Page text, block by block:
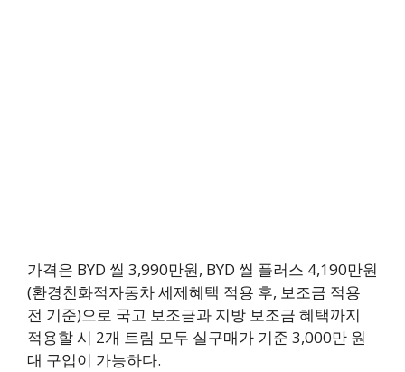
가격은 BYD 씰 3,990만원, BYD 씰 플러스 4,190만원
(환경친화적자동차 세제혜택 적용 후, 보조금 적용
전 기준)으로 국고 보조금과 지방 보조금 혜택까지
적용할 시 2개 트림 모두 실구매가 기준 3,000만 원
대 구입이 가능하다.